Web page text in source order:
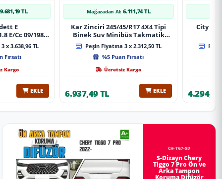
9.681,19 TL
E
E/Cc 09/1984-
Spor Yay
x 3.638,96 TL
Fırsatı
Kargo
EKLE
Mağazadan Al: 6.111,74 TL
Kar Zinciri 245/45/R17 4X4 Tipi
Binek Suv Minibüs Takmatik
Kolay Montaj
Peşin Fiyatına 3 x 2.312,50 TL
%5 Puan Fırsatı
Ücretsiz Kargo
6.937,49 TL EKLE
City
CH-TG7-SD
S-Dizayn Chery
Tiggo 7 Pro Ön ve
Arka Tampon
Koruma Difüzör